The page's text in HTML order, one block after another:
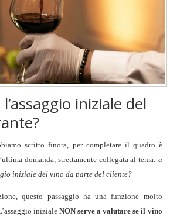
iniziale del
scritto finora, per completare il quadro è
domanda, strettamente collegata al tema: a
iniziale del vino da parte del cliente?
questo passaggio ha una funzione molto
iniziale NON serve a valutare se il vino